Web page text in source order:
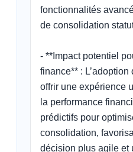
fonctionnalités
de consolidation
- **Impact potentiel
finance** :
offrir une expérience
la performance
prédictifs pour
consolidation,
décision plus agile et